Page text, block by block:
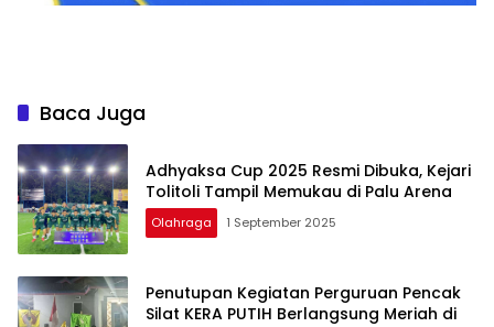
Baca Juga
Adhyaksa Cup 2025 Resmi Dibuka, Kejari
Tolitoli Tampil Memukau di Palu Arena
Olahraga 1 September 2025
Penutupan Kegiatan Perguruan Pencak
Silat KERA PUTIH Berlangsung Meriah di